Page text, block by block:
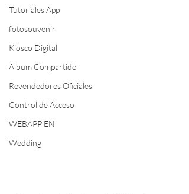
Tutoriales App
fotosouvenir
Kiosco Digital
Album Compartido
Revendedores Oficiales
Control de Acceso
WEBAPP EN
Wedding